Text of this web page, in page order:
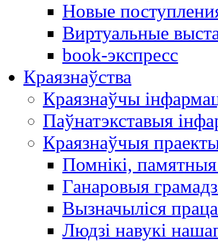
Новые
Виртуальные
book-экспресс
Краязнаўства
Краязнаўчы
Паўнатэкставыя
Краязнаўчыя
Помнікі,
Ганаровыя
Вызначыліся
Людзі навукі